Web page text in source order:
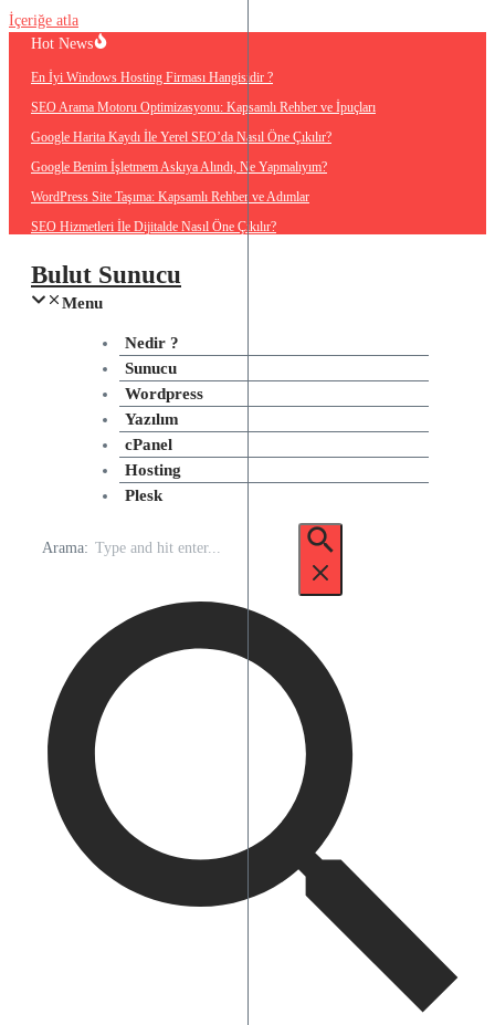
İçeriğe atla
Hot News
En İyi Windows Hosting Firması Hangisidir ?
SEO Arama Motoru Optimizasyonu: Kapsamlı Rehber ve İpuçları
Google Harita Kaydı İle Yerel SEO’da Nasıl Öne Çıkılır?
Google Benim İşletmem Askıya Alındı, Ne Yapmalıyım?
WordPress Site Taşıma: Kapsamlı Rehber ve Adımlar
SEO Hizmetleri İle Dijitalde Nasıl Öne Çıkılır?
Bulut Sunucu
Menu
Nedir ?
Sunucu
Wordpress
Yazılım
cPanel
Hosting
Plesk
Arama: